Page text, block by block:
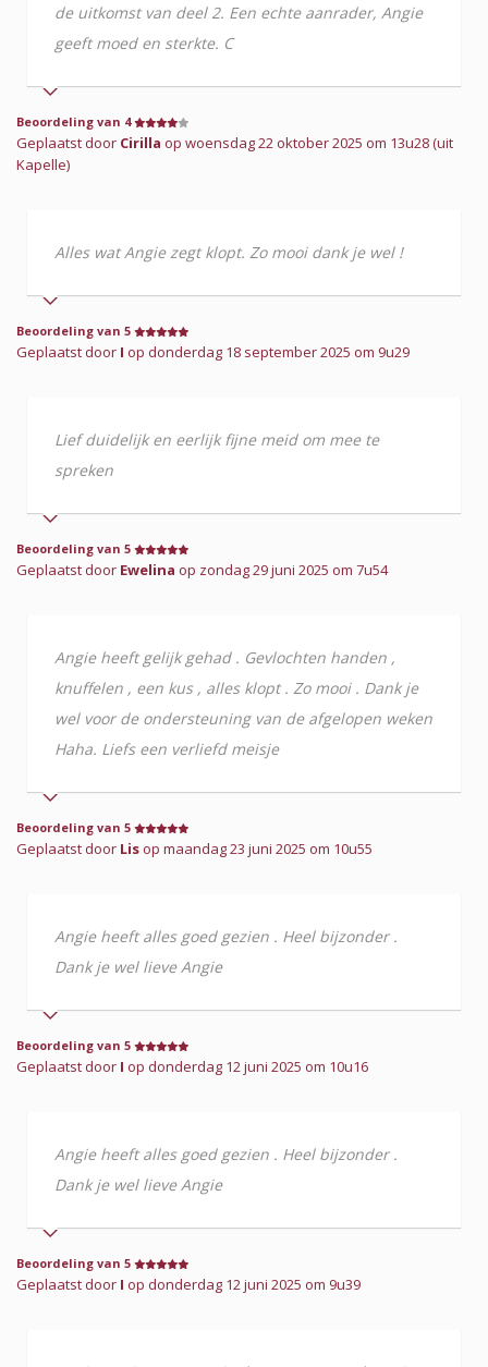
de uitkomst van deel 2. Een echte aanrader, Angie
geeft moed en sterkte. C
Beoordeling van 4
Geplaatst door Cirilla op woensdag 22 oktober 2025 om 13u28 (uit
Kapelle)
Alles wat Angie zegt klopt. Zo mooi dank je wel !
Beoordeling van 5
Geplaatst door I op donderdag 18 september 2025 om 9u29
Lief duidelijk en eerlijk fijne meid om mee te
spreken
Beoordeling van 5
Geplaatst door Ewelina op zondag 29 juni 2025 om 7u54
Angie heeft gelijk gehad . Gevlochten handen ,
knuffelen , een kus , alles klopt . Zo mooi . Dank je
wel voor de ondersteuning van de afgelopen weken
Haha. Liefs een verliefd meisje
Beoordeling van 5
Geplaatst door Lisop maandag 23 juni 2025 om 10u55
Angie heeft alles goed gezien . Heel bijzonder .
Dank je wel lieve Angie
Beoordeling van 5
Geplaatst door I op donderdag 12 juni 2025 om 10u16
Angie heeft alles goed gezien . Heel bijzonder .
Dank je wel lieve Angie
Beoordeling van 5
Geplaatst door I op donderdag 12 juni 2025 om 9u39